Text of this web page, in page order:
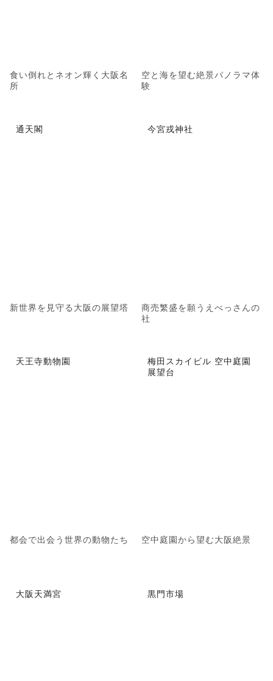
食い倒れとネオン輝く大阪名
所
空と海を望む絶景パノラマ体
験
通天閣
新世界を見守る大阪の展望塔
今宮戎神社
商売繁盛を願うえべっさんの
社
天王寺動物園
都会で出会う世界の動物たち
梅田スカイビル 空中庭園
展望台
空中庭園から望む大阪絶景
大阪天満宮 黒門市場